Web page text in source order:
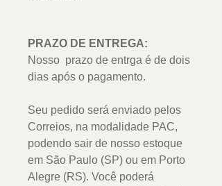
PRAZO DE ENTREGA:
Nosso prazo de entrga é de dois
dias após o pagamento.
Seu pedido será enviado pelos
Correios, na modalidade PAC,
podendo sair de nosso estoque
em São Paulo (SP) ou em Porto
Alegre (RS). Você poderá